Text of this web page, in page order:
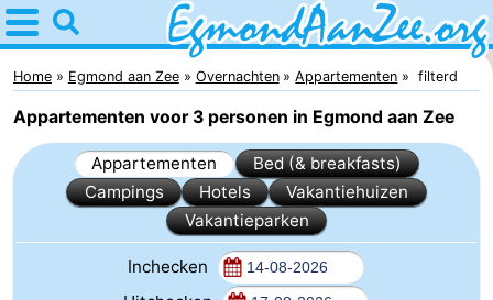
Home
Egmond
aan
Zee
Tips
Voor
Home Egmond aan Zee Overnachten Appartementen filterd
Appartementen voor 3 personen in Egmond aan Zee
Appartementen
Bed (& breakfasts)
Campings
Hotels
Vakantiehuizen
Vakantieparken
Inchecken